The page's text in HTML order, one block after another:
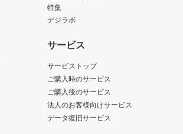
特集
デジラボ
サービス
サービストップ
ご購入時のサービス
ご購入後のサービス
法人のお客様向けサービス
データ復旧サービス